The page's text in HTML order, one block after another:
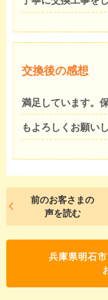
交換後の感想
満足しています。
もよろしくお願いし
前のお客さまの
声を読む
兵庫県明石